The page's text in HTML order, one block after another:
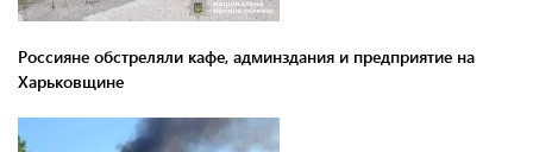
Россияне обстреляли кафе, админздания и предприятие на
Харьковщине